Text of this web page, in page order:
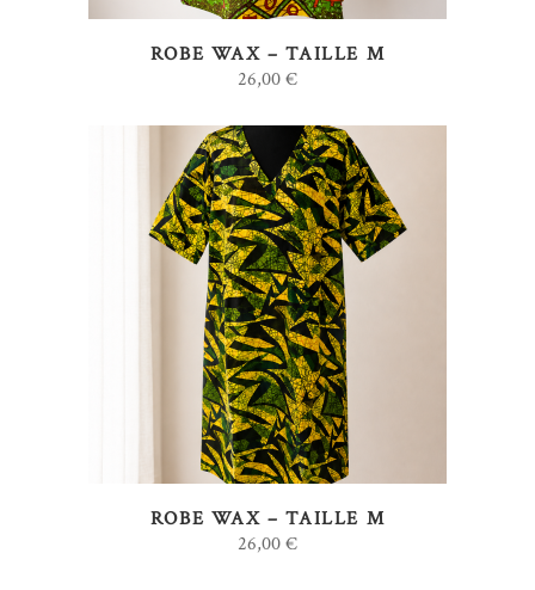
ROBE WAX – TAILLE M
26,00€
AJOUTER AU PANIER
ROBE WAX – TAILLE M
26,00€